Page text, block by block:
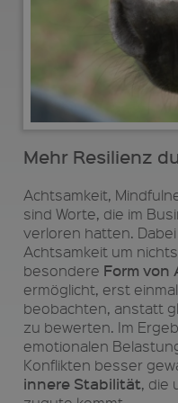
Mehr Resilienz
Achtsamkeit,
sind Worte, die im
verloren hatten.
Achtsamkeit um
besondere Form von
ermöglicht, erst
beobachten, anstatt
zu bewerten. Im
emotionalen
Konflikten besser
innere Stabilität, die